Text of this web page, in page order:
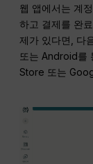
웹 앱에서는 계
하고 결제를 완
제가 있다면, 다
또는 Android를
Store 또는